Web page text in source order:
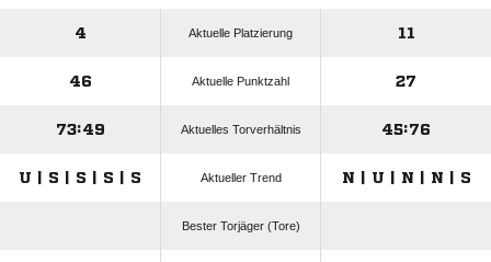
4 Aktuelle Platzierung 11
46 Aktuelle Punktzahl 27
73:49 Aktuelles Torverhältnis 45:76
U | S | S | S | S Aktueller Trend N | U | N | N | S
Bester Torjäger (Tore)